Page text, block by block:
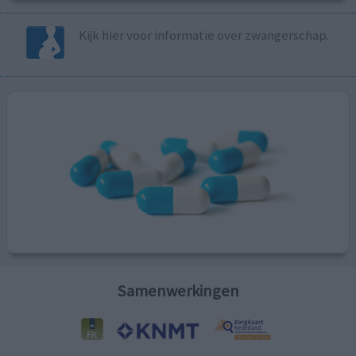
Kijk hier voor informatie over zwangerschap.
Samenwerkingen